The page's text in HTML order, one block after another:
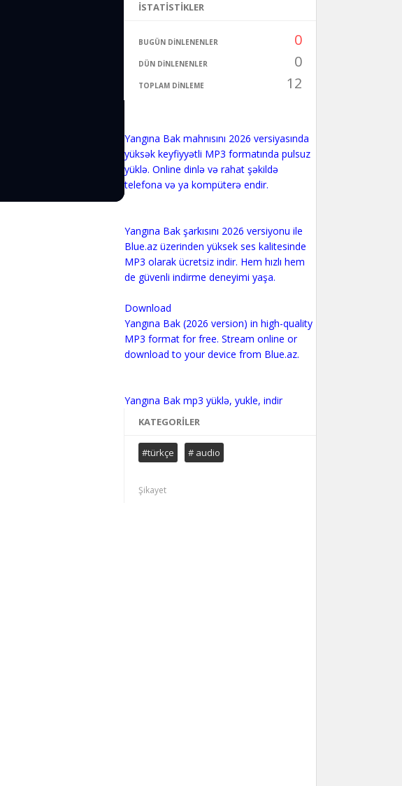
İSTATISTIKLER
BUGÜN DINLENENLER 0
DÜN DINLENENLER 0
TOPLAM DINLEME 12
Yangına Bak mahnısını 2026 versiyasında
yüksək keyfiyyətli MP3 formatında pulsuz
yüklə. Online dinlə və rahat şəkildə
telefona və ya kompüterə endir.
Yangına Bak şarkısını 2026 versiyonu ile
Blue.az üzerinden yüksek ses kalitesinde
MP3 olarak ücretsiz indir. Hem hızlı hem
de güvenli indirme deneyimi yaşa.
Download
Yangına Bak (2026 version) in high-quality
MP3 format for free. Stream online or
download to your device from Blue.az.
Yangına Bak mp3 yüklə, yukle, indir
KATEGORILER
#türkçe # audio
Şikayet